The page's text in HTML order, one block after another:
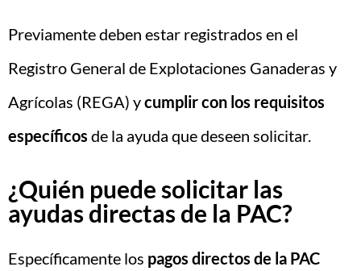
Previamente deben estar registrados en el
Registro General de Explotaciones Ganaderas y
Agrícolas (REGA) ycumplir con los requisitos
específicos de la ayuda que deseen solicitar.
¿Quién puede solicitar las
ayudas directas de la PAC?
Específicamente los pagos directos de la PAC